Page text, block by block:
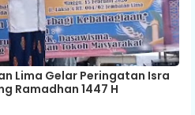
Lima Gelar Peringatan Isra
Ramadhan 1447 H